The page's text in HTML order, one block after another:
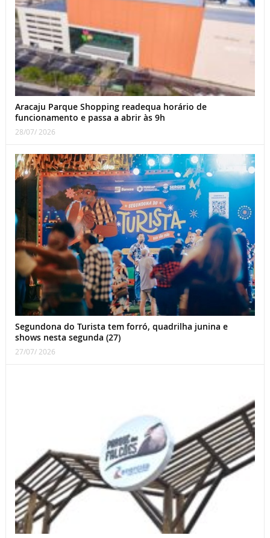
Aracaju Parque Shopping readequa horário de
funcionamento e passa a abrir às 9h
28/07/ 2026
Segundona do Turista tem forró, quadrilha junina e
shows nesta segunda (27)
27/07/ 2026